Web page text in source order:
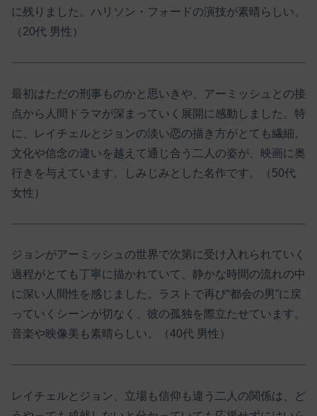
に残りました。ハリソン・フォードの演技が素晴らしい。
（20代 男性）
最初はただの刑事ものかと思いきや、アーミッシュとの接
点から人間ドラマが深まっていく展開に感動しました。特
に、レイチェルとジョンの淡い恋の描き方がとても繊細。
文化や信念の違いを越えて通じ合う二人の姿が、映画に奥
行きを与えています。しみじみとした名作です。（50代
女性）
ジョンがアーミッシュの世界で次第に受け入れられていく
過程がとても丁寧に描かれていて、静かな時間の流れの中
に深い人間性を感じました。ラストで再び“都会の男”に戻
っていくシーンが切なく、彼の孤独を際立たせています。
音楽や映像美も素晴らしい。（40代 男性）
レイチェルとジョン、立場も信仰も違う二人の関係は、ど